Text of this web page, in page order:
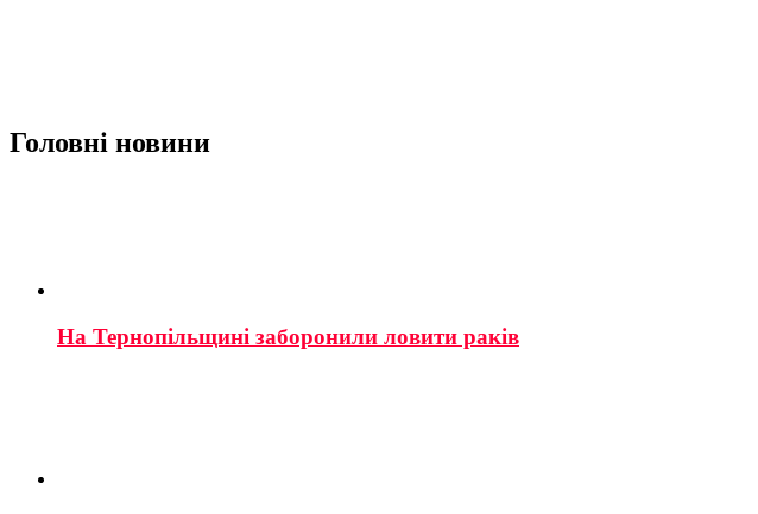
Головні новини
На Тернопільщині заборонили ловити раків